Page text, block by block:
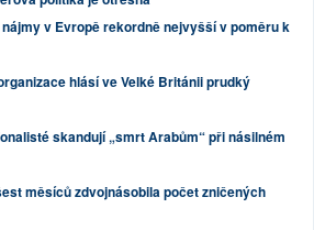
v Evropě rekordně nejvyšší v poměru k
hlásí ve Velké Británii prudký
skandují „smrt Arabům“ při násilném
měsíců zdvojnásobila počet zničených